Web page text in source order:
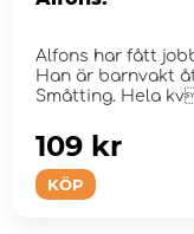
Alfons har fått
Han är barnvakt
Småtting. Hela
KÖP
109 kr